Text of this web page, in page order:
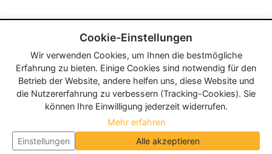
Cookie-Einstellungen
Wir verwenden Cookies, um Ihnen die bestmögliche
Erfahrung zu bieten. Einige Cookies sind notwendig für den
Betrieb der Website, andere helfen uns, diese Website und
die Nutzererfahrung zu verbessern (Tracking-Cookies). Sie
können Ihre Einwilligung jederzeit widerrufen.
Mehr erfahren
Einstellungen
Alle akzeptieren